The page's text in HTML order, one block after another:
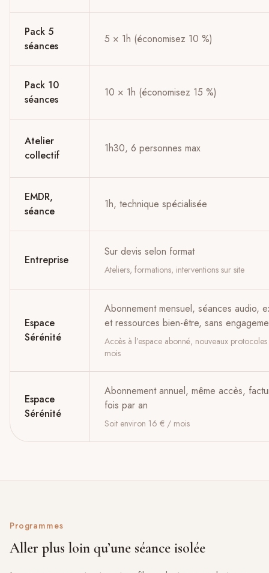
Pack 5
séances
5 × 1h (économisez 10 %)
Pack 10
séances
10 × 1h (économisez 15 %)
Atelier
collectif
1h30, 6 personnes max
EMDR,
séance
1h, technique spécialisée
Entreprise
Sur devis selon format
Ateliers, formations, interventions sur site
Espace
Sérénité
Abonnement mensuel, séances audio,
et ressources bien-être, sans
Accès à l’espace abonné, nouveaux
mois
Espace
Sérénité
Abonnement annuel, même accès,
fois par an
Soit environ 16 € / mois
Programmes
Aller plus loin qu’une séance isolée